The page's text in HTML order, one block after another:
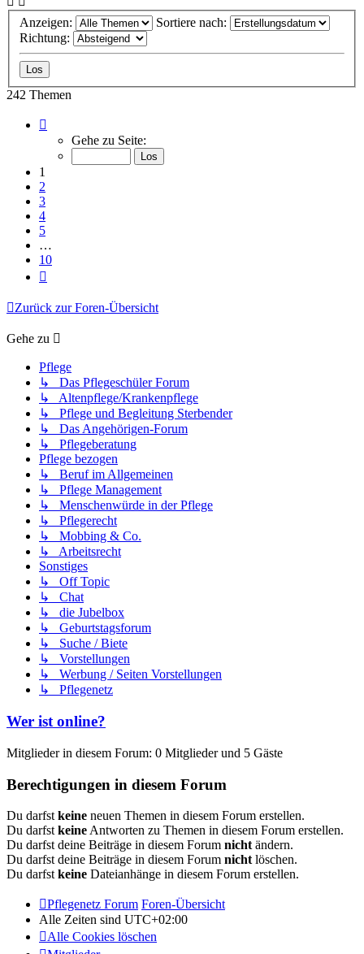
Anzeigen:
Sortiere nach:
Richtung:
242 Themen
von
Gehe zu Seite:
1
2
3
4
5
…
10
Zurück zur Foren-Übersicht
Gehe zu
Pflege
↳ Das Pflegeschüler Forum
↳ Altenpflege/Krankenpflege
↳ Pflege und Begleitung Sterbender
↳ Das Angehörigen-Forum
↳ Pflegeberatung
Pflege bezogen
↳ Beruf im Allgemeinen
↳ Pflege Management
↳ Menschenwürde in der Pflege
↳ Pflegerecht
↳ Mobbing & Co.
↳ Arbeitsrecht
Sonstiges
↳ Off Topic
↳ Chat
↳ die Jubelbox
↳ Geburtstagsforum
↳ Suche / Biete
↳ Vorstellungen
↳ Werbung / Seiten Vorstellungen
↳ Pflegenetz
Wer ist online?
Mitglieder in diesem Forum: 0 Mitglieder und 5 Gäste
Berechtigungen in diesem Forum
Du darfst keine neuen Themen in diesem Forum erstellen.
Du darfst keine Antworten zu Themen in diesem Forum erstellen.
Du darfst deine Beiträge in diesem Forum nicht ändern.
Du darfst deine Beiträge in diesem Forum nicht löschen.
Du darfst keine Dateianhänge in diesem Forum erstellen.
Pflegenetz Forum Foren-Übersicht
Alle Zeiten sind UTC+02:00
Alle Cookies löschen